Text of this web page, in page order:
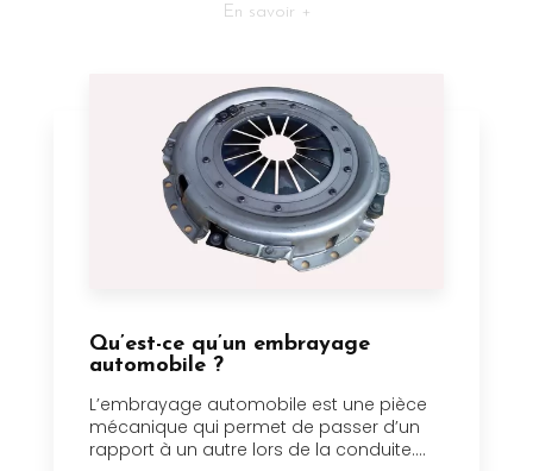
En savoir +
Qu’est-ce qu’un embrayage
automobile ?
L’embrayage automobile est une pièce
mécanique qui permet de passer d’un
rapport à un autre lors de la conduite....